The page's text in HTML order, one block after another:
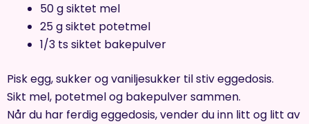
50 g siktet mel
25 g siktet potetmel
1/3 ts siktet bakepulver
Pisk egg, sukker og vaniljesukker til stiv eggedosis.
Sikt mel, potetmel og bakepulver sammen.
Når du har ferdig eggedosis, vender du inn litt og litt av